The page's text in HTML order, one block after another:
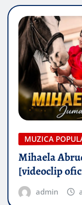
MUZICA
Mihaela
[videoclip
admin